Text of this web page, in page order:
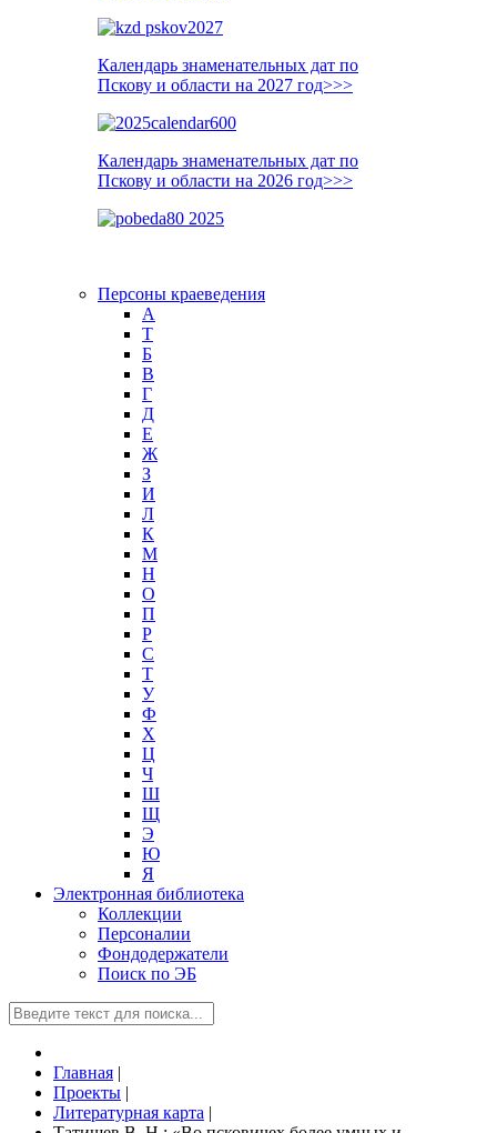
Календарь знаменательных дат по
Пскову и области на 2027 год>>>
Календарь знаменательных дат по
Пскову и области на 2026 год>>>
Персоны краеведения
А
T
Б
В
Г
Д
Е
Ж
З
И
Л
К
М
Н
О
П
Р
С
Т
У
Ф
Х
Ц
Ч
Ш
Щ
Э
Ю
Я
Электронная библиотека
Коллекции
Персоналии
Фондодержатели
Поиск по ЭБ
Главная |
Проекты |
Литературная карта |